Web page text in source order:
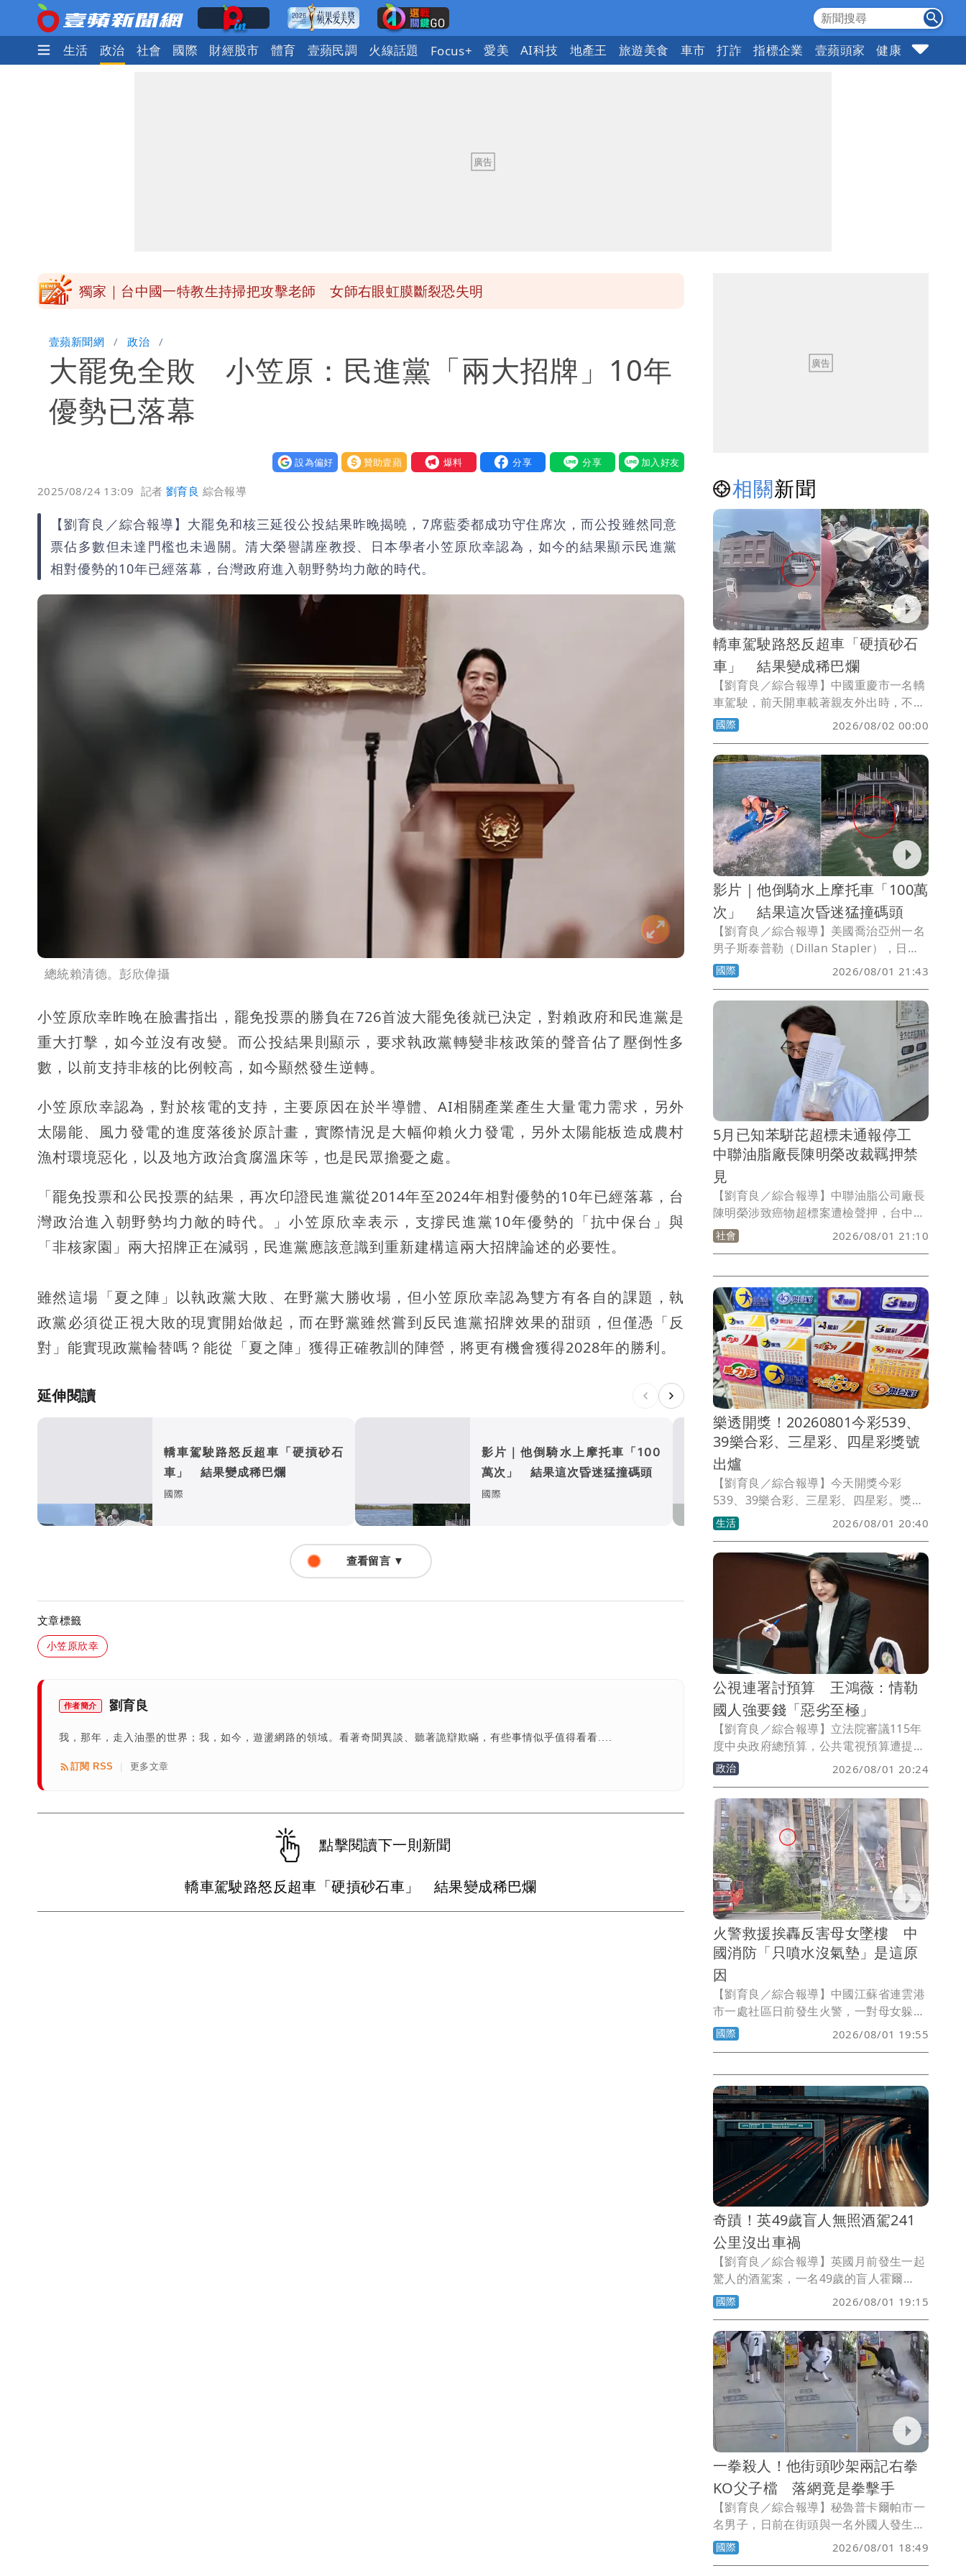
娛樂時尚 生活 政治 社會 國際 財經股市 體育 壹蘋民調 火線話題 Focus+ 愛美 AI科技 地產王 旅遊美食 車市 打詐 指標企業 壹蘋頭家 健康 購物
獨家｜台中國一特教生持掃把攻擊老師 女師右眼虹膜斷裂恐失明
外送專法上路滿2週！Uber Eats曝外送員收益變化
高希均辭世享耆壽90歲 畢生推動閱讀與進步觀念
壹蘋新聞網 政治
大罷免全敗 小笠原：民進黨「兩大招牌」10年
優勢已落幕
設為偏好 贊助壹蘋 我要爆料
2025/08/24 13:09 記者劉育良 綜合報導
【劉育良／綜合報導】大罷免和核三延役公投結果昨晚揭曉，7席藍委都成功守住席次，而公投雖然同意
票佔多數但未達門檻也未過關。清大榮譽講座教授、日本學者小笠原欣幸認為，如今的結果顯示民進黨
相對優勢的10年已經落幕，台灣政府進入朝野勢均力敵的時代。
總統賴清德。彭欣偉攝
小笠原欣幸昨晚在臉書指出，罷免投票的勝負在726首波大罷免後就已決定，對賴政府和民進黨是
重大打擊，如今並沒有改變。而公投結果則顯示，要求執政黨轉變非核政策的聲音佔了壓倒性多
數，以前支持非核的比例較高，如今顯然發生逆轉。
小笠原欣幸認為，對於核電的支持，主要原因在於半導體、AI相關產業產生大量電力需求，另外
太陽能、風力發電的進度落後於原計畫，實際情況是大幅仰賴火力發電，另外太陽能板造成農村
漁村環境惡化，以及地方政治貪腐溫床等，也是民眾擔憂之處。
「罷免投票和公民投票的結果，再次印證民進黨從2014年至2024年相對優勢的10年已經落幕，台
灣政治進入朝野勢均力敵的時代。」小笠原欣幸表示，支撐民進黨10年優勢的「抗中保台」與
「非核家園」兩大招牌正在減弱，民進黨應該意識到重新建構這兩大招牌論述的必要性。
雖然這場「夏之陣」以執政黨大敗、在野黨大勝收場，但小笠原欣幸認為雙方有各自的課題，執
政黨必須從正視大敗的現實開始做起，而在野黨雖然嘗到反民進黨招牌效果的甜頭，但僅憑「反
對」能實現政黨輪替嗎？能從「夏之陣」獲得正確教訓的陣營，將更有機會獲得2028年的勝利。
延伸閱讀
轎車駕駛路怒反超車「硬摃砂石
車」 結果變成稀巴爛
國際
影片｜他倒騎水上摩托車「100
萬次」 結果這次昏迷猛撞碼頭
國際
5月已知苯駢芘超標未通報
見社會
查看留言 ▼
文章標籤
小笠原欣幸
作者簡介 劉育良
我，那年，走入油墨的世界；我，如今，遊盪網路的領域。看著奇聞異談、聽著詭辯欺瞞，有些事情似乎值得看看....
訂閱 RSS | 更多文章
點擊閱讀下一則新聞
轎車駕駛路怒反超車「硬摃砂石車」 結果變成稀巴爛
相關新聞
轎車駕駛路怒反超車「硬摃砂石
車」 結果變成稀巴爛
【劉育良／綜合報導】中國重慶市一名轎
車駕駛，前天開車載著親友外出時，不滿
一輛砂石車突然切換車道擋路，立即決定
反超回來，結果馬上被砂石車撞得支離破
碎，所幸車上人員都沒有生命危險。
國際 2026/08/02 00:00
影片｜他倒騎水上摩托車「100萬
次」 結果這次昏迷猛撞碼頭
【劉育良／綜合報導】美國喬治亞州一名
男子斯泰普勒（Dillan Stapler），日前
與朋友們一起騎乘水上摩托車時，秀了一
手「倒著騎」的特技，想不到竟然騎到直
接撞向碼頭，所幸朋友即時救援，他雖然
受傷但已無大礙。
國際 2026/08/01 21:43
5月已知苯駢芘超標未通報停工
中聯油脂廠長陳明榮改裁羈押禁
見
【劉育良／綜合報導】中聯油脂公司廠長
陳明榮涉致癌物超標案遭檢聲押，台中地
院認定他今年5月即透過台糖公司得知苯
駢芘超標而未停工，今天改裁收押禁見；
社會 2026/08/01 21:10
樂透開獎！20260801今彩539、
39樂合彩、三星彩、四星彩獎號
出爐
【劉育良／綜合報導】今天開獎今彩
539、39樂合彩、三星彩、四星彩。獎號
如有誤植，請以開獎單位公告為準。
生活 2026/08/01 20:40
公視連署討預算 王鴻薇：情勒
國人強要錢「惡劣至極」
【劉育良／綜合報導】立法院審議115年
度中央政府總預算，公共電視預算遭提案
凍刪逾10億元，公視、小公視及公視台語
台等發起「公視是全體國民的公視，籲請
立委勿凍刪預算」連署。國民黨立委王鴻
薇抨擊，用這種手法「強要」國家預算，
惡劣至極。
政治 2026/08/01 20:24
火警救援挨轟反害母女墜樓 中
國消防「只噴水沒氣墊」是這原
因
【劉育良／綜合報導】中國江蘇省連雲港
市一處社區日前發生火警，一對母女躲在
5樓窗外避免被火焰灼燒，消防員到場營
救時沒有雲梯、沒有氣墊，只是不斷地朝
時疑似濕滑失手墜樓，3歲女兒死亡、42
歲母親命危，救援過程引發爭議。5天後
當地消防終於說明原因，強調已經盡力營
救。
國際 2026/08/01 19:55
奇蹟！英49歲盲人無照酒駕241
公里沒出車禍
【劉育良／綜合報導】英國月前發生一起
驚人的酒駕案，一名49歲的盲人霍爾
（Anthony Hall），酒後偷開伴侶的汽車
出門，憑藉著跟隨大卡車尾燈行駛，竟然
150英里（約241公里）都沒有出車禍。
國際 2026/08/01 19:15
一拳殺人！他街頭吵架兩記右拳
KO父子檔 落網竟是拳擊手
【劉育良／綜合報導】秘魯普卡爾帕市一
名男子，日前在街頭與一名外國人發生爭
執，上前斥罵對方時，被一記右拳朝臉部
重擊，倒地後當場死亡。男子的父親見兒
國際 2026/08/01 18:49